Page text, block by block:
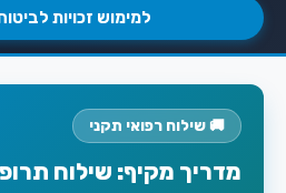
למימוש זכויות
🚚 שילוח רפואי תקני
מדריך מקיף: שילוח